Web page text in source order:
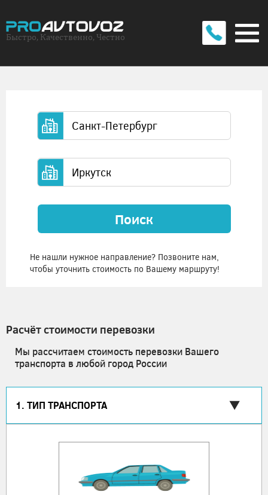
Быстро, Качественно, Честно
Поиск
Не нашли нужное направление? Позвоните нам,
чтобы уточнить стоимость по Вашему маршруту!
Расчёт стоимости перевозки
Мы рассчитаем стоимость перевозки Вашего
транспорта в любой город России
1. ТИП ТРАНСПОРТА